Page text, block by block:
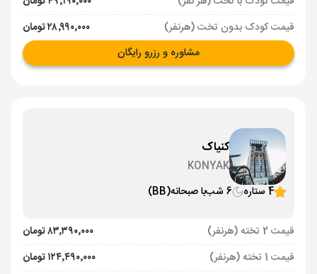
قیمت کودک بدون تخت (هرنفر)
۲۸٬۹۹۰٬۰۰۰ تومان
مشاوره و رزرو رایگان
کنیاک
KONYAK
4 ستاره
6 شب با صبحانه(BB)
قیمت 2 تخته (هرنفر)
۸۳٬۳۹۰٬۰۰۰ تومان
قیمت 1 تخته (هرنفر)
۱۲۴٬۴۹۰٬۰۰۰ تومان